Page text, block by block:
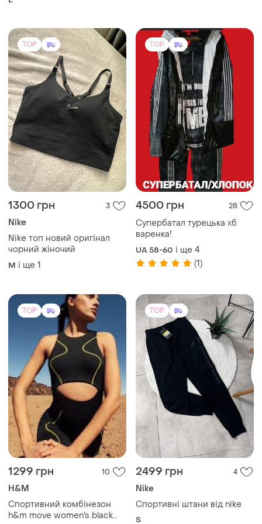
1300 грн
Nike
Nike топ новий оригінал
чорний жіночий
M і ще 1
4500 грн
Супербатал турецька хб
варенка!
UA 58-60 і ще 4
(1)
TOP
1299 грн 10
H&M
Спортивний комбінезон
h&m move women's black
drymove™ sports unitard.
UA 46-48
2499 грн 4
Nike
Спортивні штани від nike
S
TOP TOP